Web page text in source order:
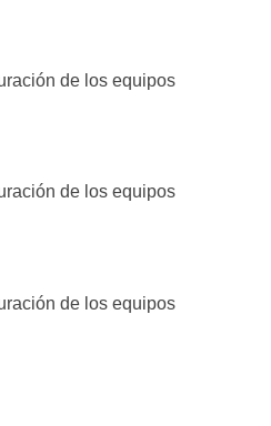
de los equipos
de los equipos
de los equipos